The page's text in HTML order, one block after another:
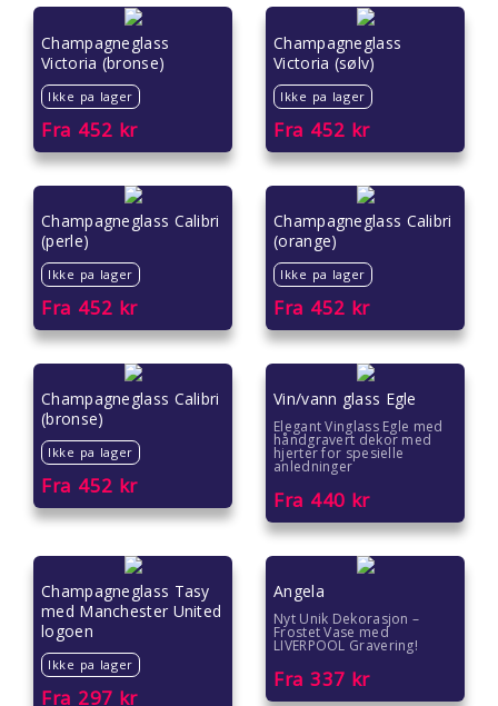
Champagneglass
Victoria (bronse)
Ikke pa lager
Fra 452 kr
Champagneglass
Victoria (sølv)
Ikke pa lager
Fra 452 kr
Champagneglass Calibri
(perle)
Ikke pa lager
Fra 452 kr
Champagneglass Calibri
(orange)
Ikke pa lager
Fra 452 kr
Champagneglass Calibri
(bronse)
Ikke pa lager
Fra 452 kr
Vin/vann glass Egle
Elegant Vinglass Egle med
håndgravert dekor med
hjerter for spesielle
anledninger
Fra 440 kr
Champagneglass Tasy
med Manchester United
logoen
Ikke pa lager
Fra 297 kr
Angela
Nyt Unik Dekorasjon –
Frostet Vase med
LIVERPOOL Gravering!
Fra 337 kr